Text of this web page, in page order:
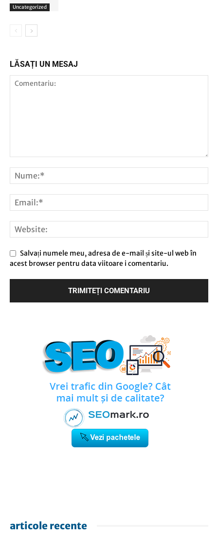
Uncategorized
LĂSAȚI UN MESAJ
Salvați numele meu, adresa de e-mail și site-ul web în
acest browser pentru data viitoare i comentariu.
articole recente